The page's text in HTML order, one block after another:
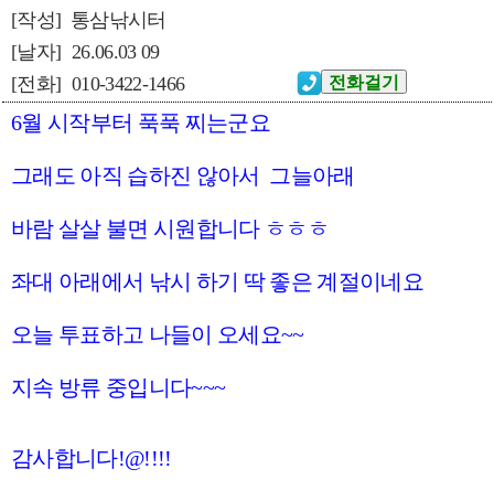
[작성] 통삼낚시터
[날자] 26.06.03 09
[전화] 010-3422-1466
6월 시작부터 푹푹 찌는군요
그래도 아직 습하진 않아서 그늘아래
바람 살살 불면 시원합니다 ㅎㅎㅎ
좌대 아래에서 낚시 하기 딱 좋은 계절이네요
오늘 투표하고 나들이 오세요~~
지속 방류 중입니다~~~
감사합니다!@!!!!